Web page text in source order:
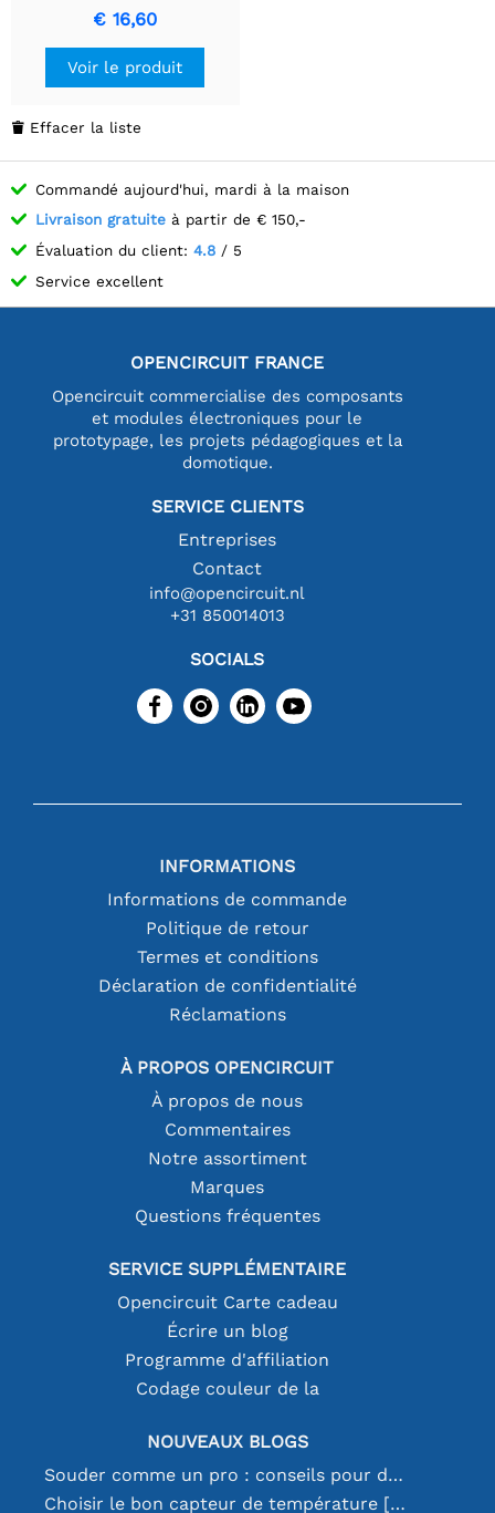
portée de 16 mètres et
240 lumières Arizona
blanches.
€ 16,60
Voir le produit
 Effacer la liste
Commandé aujourd'hui, mardi à la maison
Livraison gratuite à partir de € 150,-
Évaluation du client: 4.8 / 5
Service excellent
OPENCIRCUIT FRANCE
Opencircuit commercialise des composants
et modules électroniques pour le
prototypage, les projets pédagogiques et la
domotique.
SERVICE CLIENTS
Entreprises
Contact
info@opencircuit.nl
+31 850014013
SOCIALS
INFORMATIONS
Informations de commande
Politique de retour
Termes et conditions
Déclaration de confidentialité
Réclamations
À PROPOS OPENCIRCUIT
À propos de nous
Commentaires
Notre assortiment
Marques
Questions fréquentes
SERVICE SUPPLÉMENTAIRE
Opencircuit Carte cadeau
Écrire un blog
Programme d'affiliation
Codage couleur de la
NOUVEAUX BLOGS
Souder comme un pro : conseils pour des connexions électroniques parfaites
Choisir le bon capteur de température [youtube]